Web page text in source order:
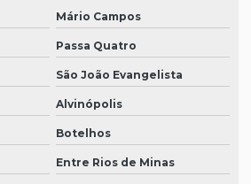
Mário Campos
Passa Quatro
São João Evangelista
Alvinópolis
Botelhos
Entre Rios de Minas